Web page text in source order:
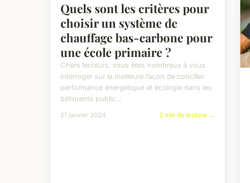
Quels sont les critères pour
choisir un système de
chauffage bas-carbone pour
une école primaire ?
Chers lecteurs, vous êtes nombreux à vous
interroger sur la meilleure façon de concilier
performance énergétique et écologie dans les
bâtiments public...
21 janvier 2024 2 min de lecture →